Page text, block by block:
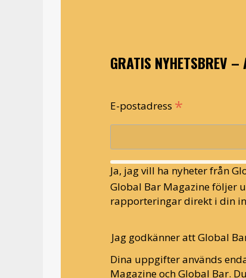
GRATIS NYHETSBREV
E-postadress *
Ja, jag vill ha nyheter från
Global Bar Magazine följer
rapporteringar direkt i din
Jag godkänner att Global
Dina uppgifter används
Magazine och Global Bar.